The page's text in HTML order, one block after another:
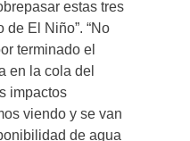
estas tres
El Niño”. “No
terminado el
en la cola del
impactos
viendo y se van
de agua